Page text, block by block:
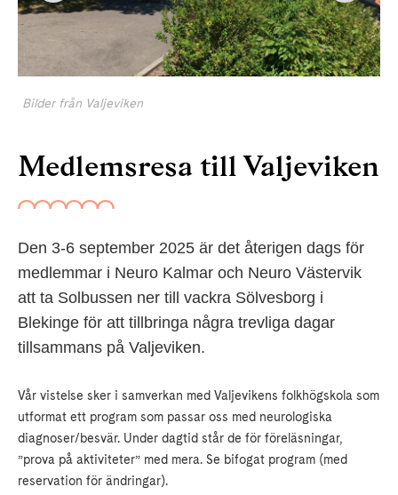
Bilder från Valjeviken
Medlemsresa till Valjeviken
Den 3-6 september 2025 är det återigen dags för
medlemmar i Neuro Kalmar och Neuro Västervik
att ta Solbussen ner till vackra Sölvesborg i
Blekinge för att tillbringa några trevliga dagar
tillsammans på Valjeviken.
Vår vistelse sker i samverkan med Valjevikens folkhögskola som
utformat ett program som passar oss med neurologiska
diagnoser/besvär. Under dagtid står de för föreläsningar,
”prova på aktiviteter” med mera. Se bifogat program (med
reservation för ändringar).